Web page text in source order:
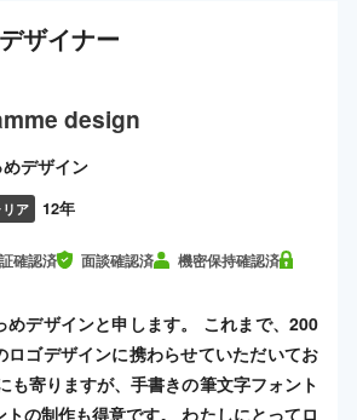
デザイナー
design
めデザイン
ア 12年
確認済 面談確認済 機密保持確認済
めデザインと申します。 これまで、200
ロゴデザインに携わらせていただいてお
も寄りますが、手書きの筆文字フォント
の制作も得意です。 わたしにとってロ